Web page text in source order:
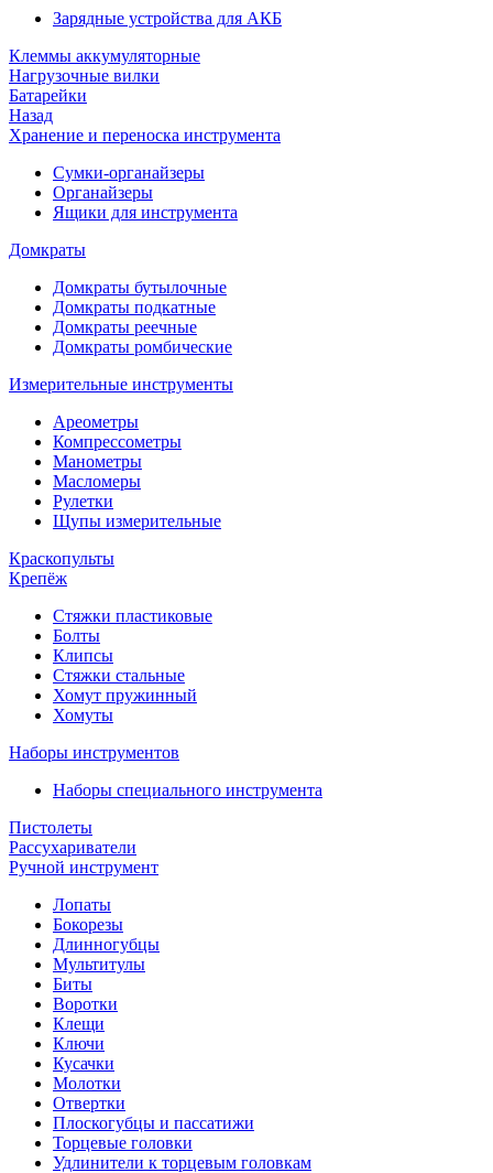
Зарядные устройства для АКБ
Клеммы аккумуляторные
Нагрузочные вилки
Батарейки
Назад
Хранение и переноска инструмента
Сумки-органайзеры
Органайзеры
Ящики для инструмента
Домкраты
Домкраты бутылочные
Домкраты подкатные
Домкраты реечные
Домкраты ромбические
Измерительные инструменты
Ареометры
Компрессометры
Манометры
Масломеры
Рулетки
Щупы измерительные
Краскопульты
Крепёж
Стяжки пластиковые
Болты
Клипсы
Стяжки стальные
Хомут пружинный
Хомуты
Наборы инструментов
Наборы специального инструмента
Пистолеты
Рассухариватели
Ручной инструмент
Лопаты
Бокорезы
Длинногубцы
Мультитулы
Биты
Воротки
Клещи
Ключи
Кусачки
Молотки
Отвертки
Плоскогубцы и пассатижи
Торцевые головки
Удлинители к торцевым головкам